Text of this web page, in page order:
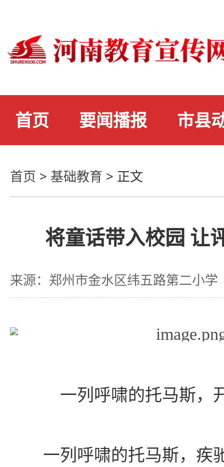
首页 要闻播报 市县
首页 > 基础教育 > 正文
将童话带入校园 让
来源：郑州市金水区纬五路第二小学
一列呼啸的托马斯，
一列呼啸的托马斯，疾